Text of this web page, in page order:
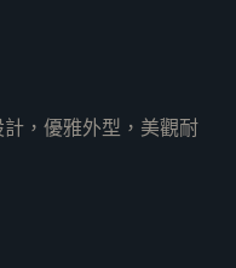
，優雅外型，美觀耐